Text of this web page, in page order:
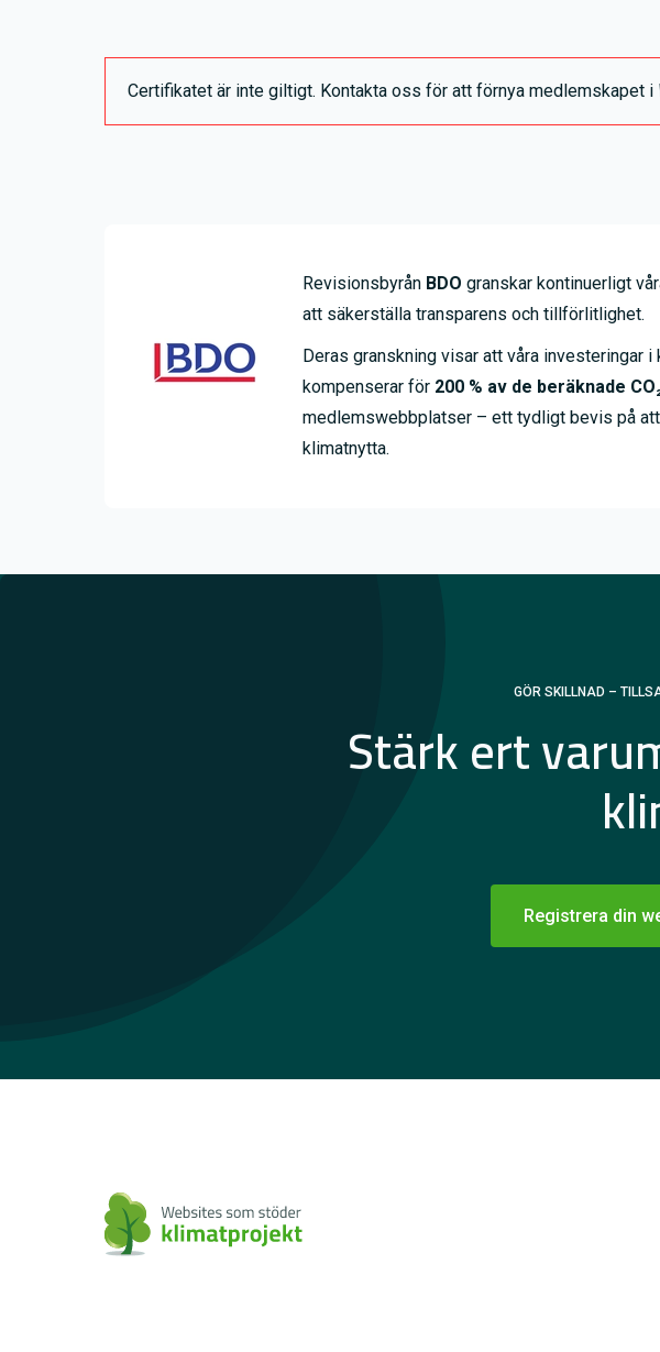
Certifikatet är inte giltigt. Kontakta oss för att förnya medlemskapet i
Revisionsbyrån BDO granskar kontinuerligt
att säkerställa transparens och tillförlitlighet.
Deras granskning visar att våra investeringar
kompenserar för 200 % av de beräknade
medlemswebbplatser – ett tydligt bevis på
klimatnytta.
GÖR SKILLNAD –
Stärk ert
Registrera din